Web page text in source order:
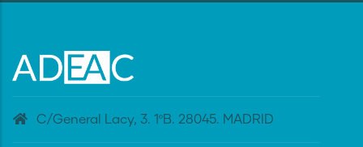
C/General Lacy, 3. 1ºB. 28045. MADRID